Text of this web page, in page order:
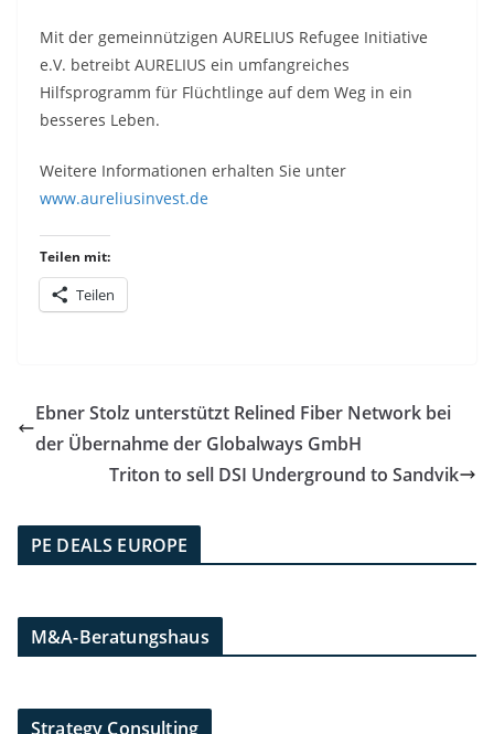
Mit der gemeinnützigen AURELIUS Refugee Initiative
e.V. betreibt AURELIUS ein umfangreiches
Hilfsprogramm für Flüchtlinge auf dem Weg in ein
besseres Leben.
Weitere Informationen erhalten Sie unter
www.aureliusinvest.de
Teilen mit:
Teilen
Ebner Stolz unterstützt Relined Fiber Network bei
der Übernahme der Globalways GmbH
Triton to sell DSI Underground to Sandvik
PE DEALS EUROPE
M&A-Beratungshaus
Strategy Consulting